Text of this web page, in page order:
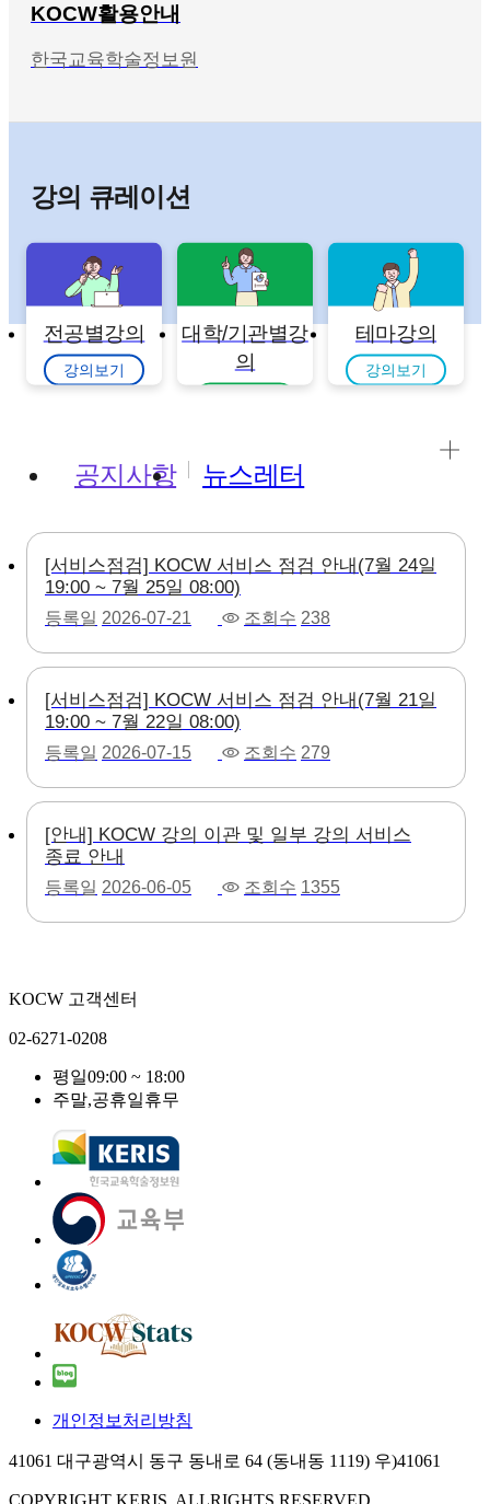
KOCW활용안내
한국교육학술정보원
강의 큐레이션
전공별강의
강의보기
대학/기관별강
의
테마강의
강의보기
공지사항 뉴스레터
[서비스점검] KOCW 서비스 점검 안내(7월 24일
19:00 ~ 7월 25일 08:00)
등록일 2026-07-21 조회수 238
[서비스점검] KOCW 서비스 점검 안내(7월 21일
19:00 ~ 7월 22일 08:00)
등록일 2026-07-15 조회수 279
[안내] KOCW 강의 이관 및 일부 강의 서비스
종료 안내
등록일 2026-06-05 조회수 1355
KOCW 고객센터
02-6271-0208
평일09:00 ~ 18:00
주말,공휴일휴무
개인정보처리방침
41061 대구광역시 동구 동내로 64 (동내동 1119) 우)41061
COPYRIGHT KERIS. ALLRIGHTS RESERVED